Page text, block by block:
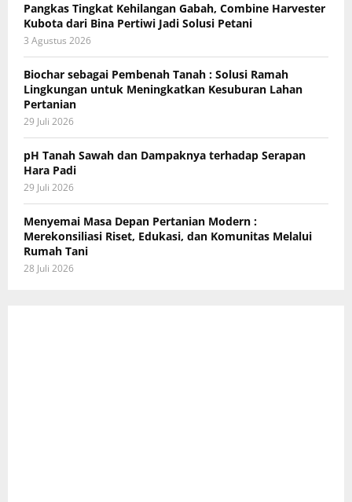
Pangkas Tingkat Kehilangan Gabah, Combine Harvester
Kubota dari Bina Pertiwi Jadi Solusi Petani
3 Agustus 2026
Biochar sebagai Pembenah Tanah : Solusi Ramah
Lingkungan untuk Meningkatkan Kesuburan Lahan
Pertanian
29 Juli 2026
pH Tanah Sawah dan Dampaknya terhadap Serapan
Hara Padi
29 Juli 2026
Menyemai Masa Depan Pertanian Modern :
Merekonsiliasi Riset, Edukasi, dan Komunitas Melalui
Rumah Tani
28 Juli 2026